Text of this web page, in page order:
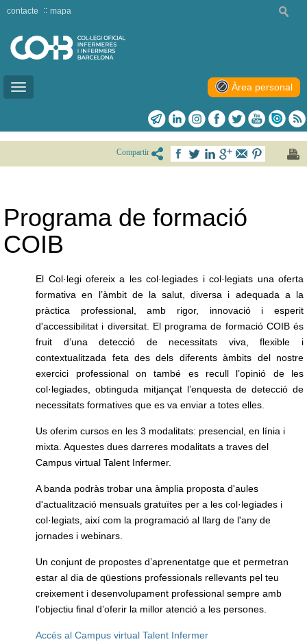
Toggle
contacte mapa
Àrea personal
Compartir
Programa de formació
COIB
El Col·legi ofereix a les col·legiades i col·legiats una oferta
formativa en l’àmbit de la salut, diversa i adequada a la
pràctica professional, amb rigor, innovació i esperit
d'accessibilitat i diversitat. El programa de formació COIB és
fruit d’una detecció de necessitats viva, flexible i
contextualitzada feta des dels diferents àmbits del nostre
exercici professional on també es recull l’opinió de les
col·legiades, obtinguda mitjançat l’enquesta de detecció de
necessitats formatives que es va enviar a totes elles.
Us oferim cursos en les 3 modalitats: presencial, en línia i
mixta. Aquestes dues darreres modalitats a traves del
Campus virtual Talent Infermer.
A banda podràs trobar una àmplia proposta d'aules
d'actualització mensuals gratuïtes per a les col·legiades i
col·legiats, així com la programació al llarg de l'any de
jornades i webinars.
Un conjunt de propostes d’aprenentatge que et permetran
estar al dia de qüestions professionals rellevants pel teu
creixement i desenvolupament professional sempre amb
l’objectiu final d’oferir la millor atenció a les persones.
Accés al Campus virtual Talent Infermer